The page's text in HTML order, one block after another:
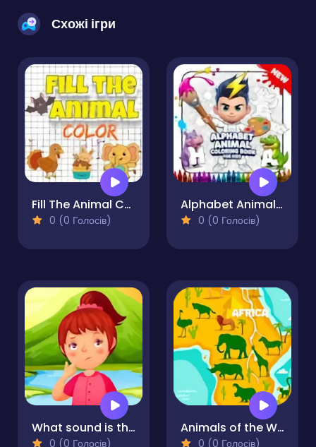
Схожі ігри
Fill The Animal Color
0 (0 Голосів)
Alphabet Animal Coloring Book for Kids
0 (0 Голосів)
What sound is this?
0 (0 Голосів)
Animals of the World
0 (0 Голосів)